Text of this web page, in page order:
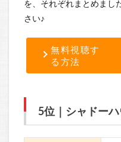
を、それぞれまとめまし
さい♪
無料視聴す
る方法
5位｜シャドー